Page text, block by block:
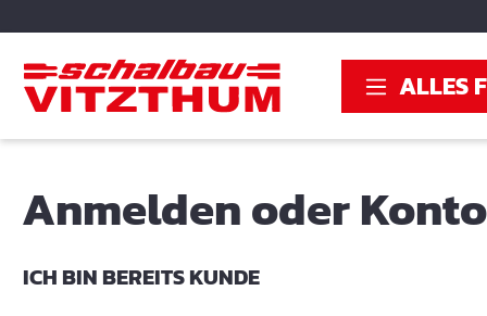
ALLES
Anmelden oder
ICH BIN BEREITS KUNDE